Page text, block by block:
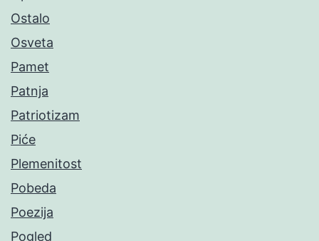
Ostalo
Osveta
Pamet
Patnja
Patriotizam
Piće
Plemenitost
Pobeda
Poezija
Pogled